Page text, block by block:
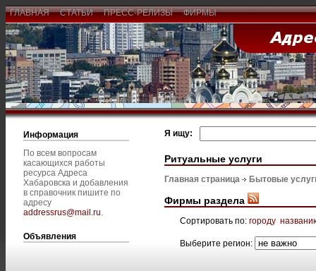
ГЛАВНАЯ СТАТЬИ ПРЕСС-РЕЛИЗЫ ФИРМЫ
Информация
По всем вопросам
касающихся работы
ресурса Адреса
Хабаровска и добавления
в справочник пишите по
адресу
addressrus@mail.ru.
Объявления
Я ищу:
Ритуальные услуги
Главная страница Бытовые
Фирмы раздела
Сортировать по: городу
Выберите регион: